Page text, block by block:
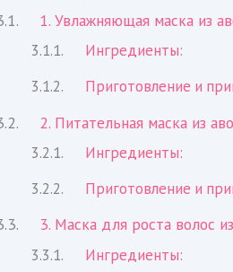
1. Увлажняющая маска из
Ингредиенты:
Приготовление и
2. Питательная маска из
Ингредиенты:
Приготовление и
3. Маска для роста волос
Ингредиенты: